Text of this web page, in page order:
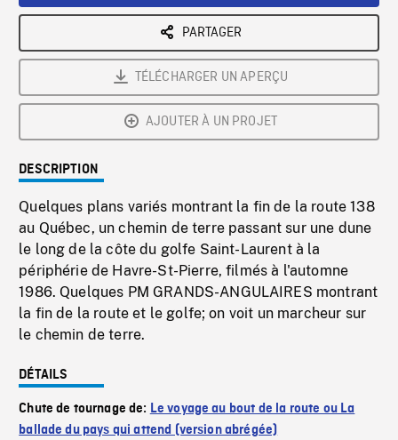
PARTAGER
TÉLÉCHARGER UN APERÇU
AJOUTER À UN PROJET
DESCRIPTION
Quelques plans variés montrant la fin de la route 138
au Québec, un chemin de terre passant sur une dune
le long de la côte du golfe Saint-Laurent à la
périphérie de Havre-St-Pierre, filmés à l'automne
1986. Quelques PM GRANDS-ANGULAIRES montrant
la fin de la route et le golfe; on voit un marcheur sur
le chemin de terre.
DÉTAILS
Chute de tournage de: Le voyage au bout de la route ou La
ballade du pays qui attend (version abrégée)